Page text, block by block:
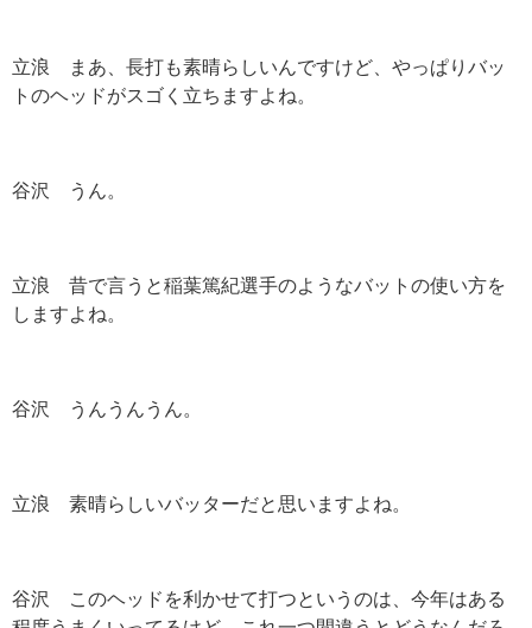
立浪 まあ、長打も素晴らしいんですけど、やっぱりバッ
トのヘッドがスゴく立ちますよね。
谷沢 うん。
立浪 昔で言うと稲葉篤紀選手のようなバットの使い方を
しますよね。
谷沢 うんうんうん。
立浪 素晴らしいバッターだと思いますよね。
谷沢 このヘッドを利かせて打つというのは、今年はある